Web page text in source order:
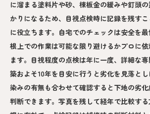
に溜まる塗料片や砂、棟板金の緩みや釘頭
かりになるため、目視点検時に記録を残す
に役立ちます。自宅でのチェックは安全を
根上での作業は可能な限り避けるかプロに
ます。目視程度の点検は年に一度、詳細な
築およそ10年を目安に行うと劣化を見落と
染みの有無も合わせて確認すると下地の劣
判断できます。写真を残して経年で比較す